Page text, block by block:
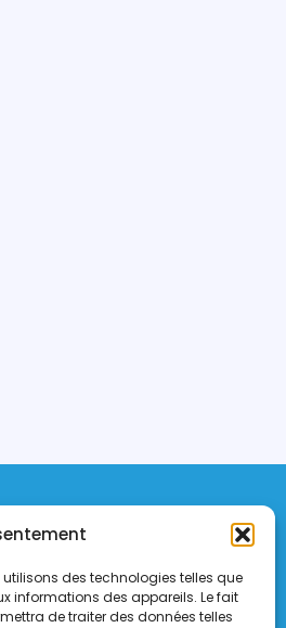
utilisons des technologies telles que
informations des appareils. Le fait
de traiter des données telles